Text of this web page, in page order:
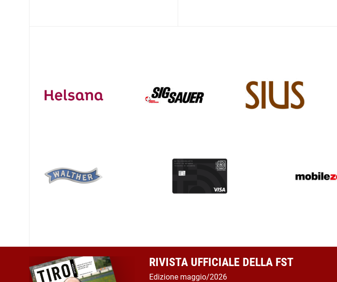
RIVISTA UFFICIALE DELLA FST
Edizione maggio/2026